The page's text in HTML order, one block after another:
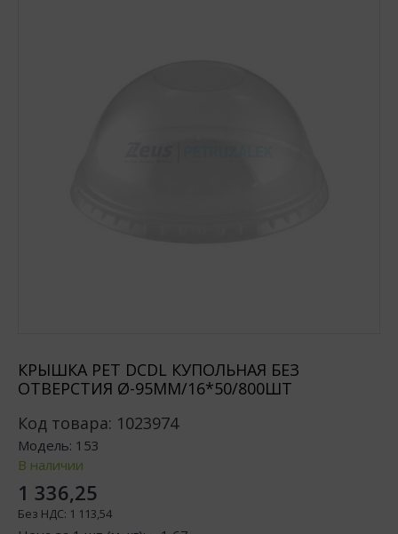
КРЫШКА РЕТ DCDL КУПОЛЬНАЯ БЕЗ
ОТВЕРСТИЯ Ø-95ММ/16*50/800ШТ
Код товара: 1023974
Модель: 153
В наличии
1 336,25
Без НДС: 1 113,54